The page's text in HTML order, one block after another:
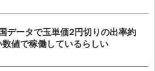
データで玉単価2円切りの出率約
値で稼働しているらしい